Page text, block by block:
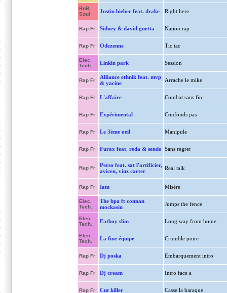
RnB,
Soul
Justin bieber feat. drake Right here
Rap Fr Sidney & david guetta Nation rap
Rap Fr Odezenne Tic tac
Elec.
Tech.
Linkin park Session
Rap Fr
Alliance ethnik feat. mvp
& yacine
Arrache le mike
Rap Fr L'affaire Combat sans fin
Rap Fr Expérimental Confonds pas
Rap Fr Le 3ème oeil Manipule
Rap Fr Furax feat. reda & sendo Sans regret
Rap Fr
Perso feat. sat l'artificier,
avicen, vinz carter
Real talk
Rap Fr Iam Misère
Elec.
Tech.
The bpa ft connan
mockasin
Jumps the fence
Elec.
Tech.
Fatboy slim Long way from home
Elec.
Tech.
La fine équipe Crumble poire
Rap Fr Dj poska Embarquement intro
Rap Fr Dj cream Intro face a
Rap Fr Cut killer Casse la baraque